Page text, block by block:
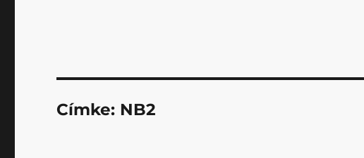
Címke: NB2